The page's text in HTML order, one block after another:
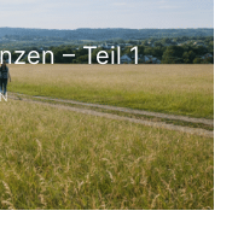
– Teil 1